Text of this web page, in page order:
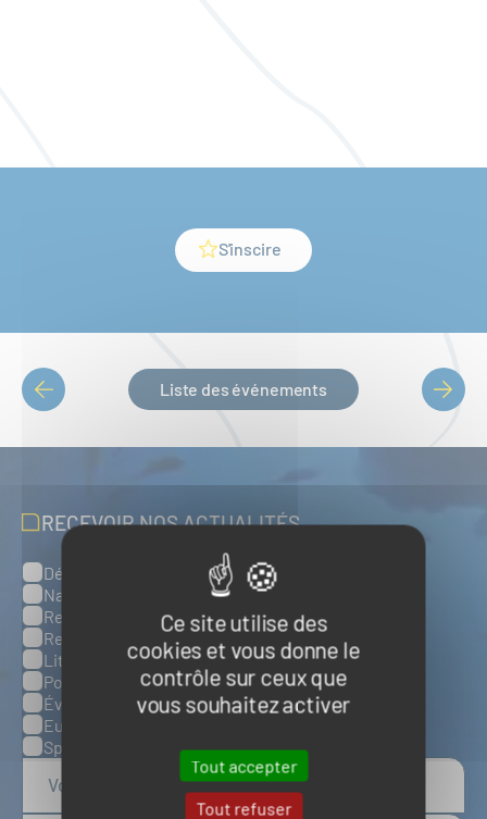
Ce site utilise des
cookies et vous donne le
contrôle sur ceux que
vous souhaitez activer
Tout accepter
Tout refuser
S'inscire
PAGINATION
Liste des événements
RECEVOIR NOS ACTUALITÉS
Catégories
Défense, sûreté et sécurité maritimes
Naval et nautisme
Ressources énergétiques et minérales marines
Ressources biologiques marines
Littoral et environnement marins
Ports, infrastructures et logistique
Évènements
Europe
Spatial